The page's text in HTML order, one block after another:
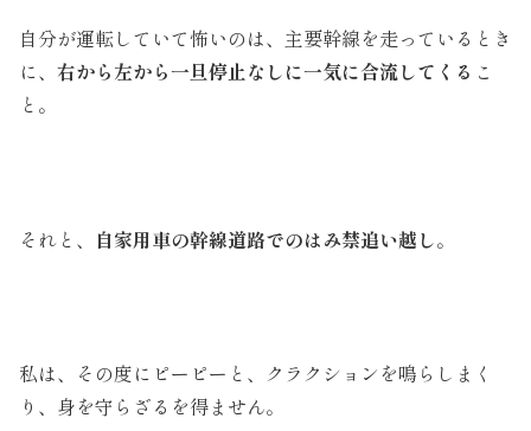
自分が運転していて怖いのは、主要幹線を走っているとき
に、 右から左から一旦停止なしに一気に合流してくる こ
と。
それと、 自家用車の幹線道路でのはみ禁追い越し。
私は、その度にピーピーと、クラクションを鳴らしまく
り、身を守らざるを得ません。